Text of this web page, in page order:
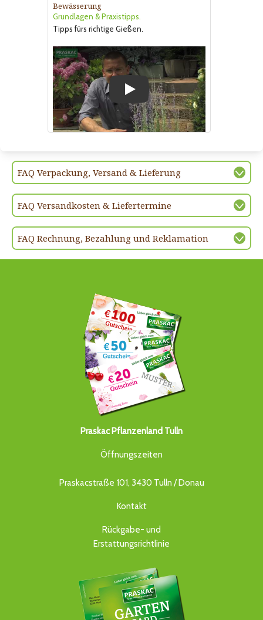
Bewässerung
Grundlagen & Praxistipps.
Tipps fürs richtige Gießen.
FAQ Verpackung, Versand & Lieferung
FAQ Versandkosten & Liefertermine
FAQ Rechnung, Bezahlung und Reklamation
Praskac Pflanzenland Tulln
Öffnungszeiten
Praskacstraße 101, 3430 Tulln / Donau
Kontakt
Rückgabe- und
Erstattungsrichtlinie